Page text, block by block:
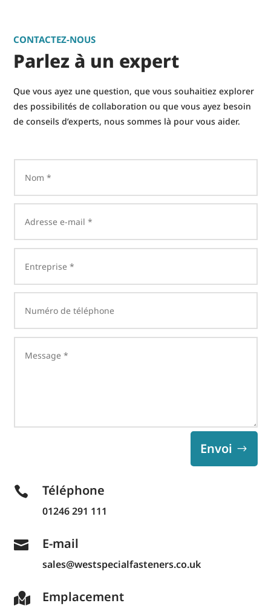
CONTACTEZ-NOUS
Parlez à un expert
Que vous ayez une question, que vous souhaitiez explorer
des possibilités de collaboration ou que vous ayez besoin
de conseils d’experts, nous sommes là pour vous aider.
Envoi
 Téléphone
01246 291 111
 E-mail
sales@westspecialfasteners.co.uk
 Emplacement